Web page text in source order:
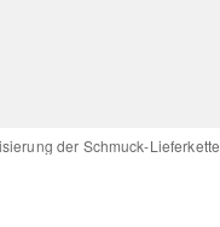
der Schmuck-Lieferkette